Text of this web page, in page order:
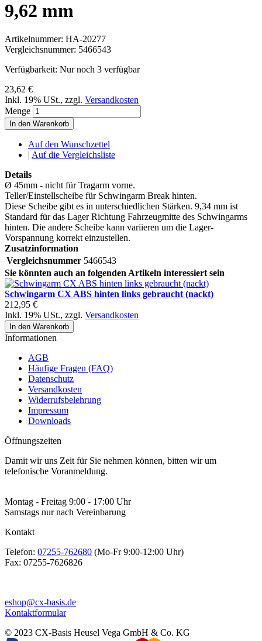
9,62 mm
Artikelnummer: HA-20277
Vergleichsnummer: 5466543
Verfügbarkeit: Nur noch 3 verfügbar
23,62 €
Inkl. 19% USt., zzgl. Versandkosten
Menge
In den Warenkorb
Auf den Wunschzettel
| Auf die Vergleichsliste
Details
Ø 45mm - nicht für Tragarm vorne.
Teller/Einstellscheibe für Schwingarm Break hinten.
Diese Scheibe gibt es in unterschiedlichen Stärken. 9,34 mm ist
Standard für das Lager Richtung Fahrzeugmitte des Schwingarms
hinten. Die andere Scheibe kann variieren um die Lager-
Vorspannung korrekt einzustellen.
Zusatzinformation
Vergleichsnummer 5466543
Sie könnten auch an folgenden Artikeln interessiert sein
Schwingarm CX ABS hinten links gebraucht (nackt)
212,95 €
Inkl. 19% USt., zzgl. Versandkosten
In den Warenkorb
Informationen
AGB
Häufige Fragen (FAQ)
Datenschutz
Versandkosten
Widerrufsbelehrung
Impressum
Downloads
Öffnungszeiten
Damit wir uns Zeit für Sie nehmen können, bitten wir um
telefonische Voranmeldung.
Montag - Freitag 9:00 - 17:00 Uhr
Samstags nur nach Vereinbarung
Kontakt
Telefon: 07255-762680 (Mo-Fr 9:00-12:00 Uhr)
Fax: 07255-7626826
eshop@cx-basis.de
Kontaktformular
© 2023 CX-Basis Heusel Vega GmbH & Co. KG